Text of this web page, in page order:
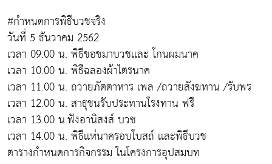
#กำหนดการพิธีบวชจริง
วันที่ 5 ธันวาคม 2562
เวลา 09.00 น. พิธีขอขมาบวชเเละ โกนผมนาค
เวลา 10.00 น. พิธีฉลองผ้าไตรนาค
เวลา 11.00 น. ถวายภัตตาหาร เพล /ถวายสังฆทาน /รับพร
เวลา 12.00 น. สาธุชนรับประทานโรงทาน ฟรี
เวลา 13.00 น.ฟังอานิสงส์ บวช
เวลา 14.00 น. พิธีเเห่นาครอบโบสถ์ เเละพิธีบวช
ตารางกำหนดการกิจกรรม ในโครงการอุปสมบท